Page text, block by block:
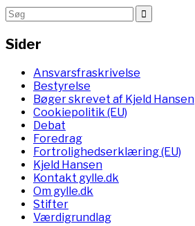
Sider
Ansvarsfraskrivelse
Bestyrelse
Bøger skrevet af Kjeld Hansen
Cookiepolitik (EU)
Debat
Foredrag
Fortrolighedserklæring (EU)
Kjeld Hansen
Kontakt gylle.dk
Om gylle.dk
Stifter
Værdigrundlag